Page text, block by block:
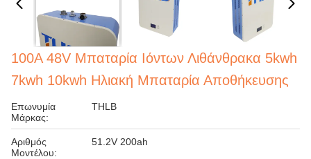
100A 48V Μπαταρία Ιόντων Λιθάνθρακα 5kwh
7kwh 10kwh Ηλιακή Μπαταρία Αποθήκευσης
Επωνυμία
Μάρκας:
THLB
Αριθμός
Μοντέλου:
51.2V 200ah